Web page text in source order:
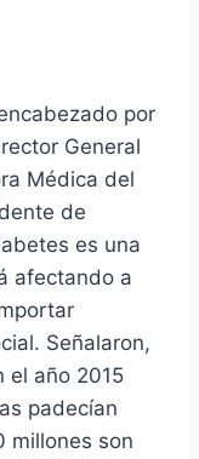
por
General
Médica del
de
es una
afectando a
Señalaron,
el año 2015
padecían
millones son